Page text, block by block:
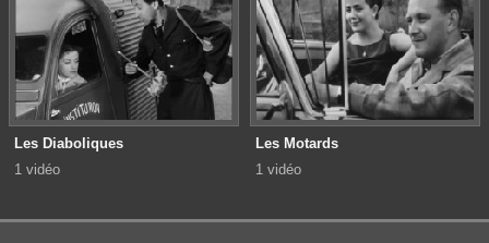
Les Diaboliques
1 vidéo
Les Motards
1 vidéo